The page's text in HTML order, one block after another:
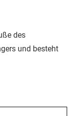
des
und besteht